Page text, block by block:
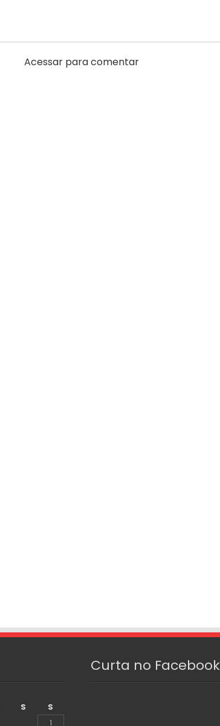
Acessar para comentar
S
S
1
Curta no Facebook